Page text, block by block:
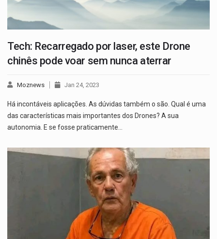
Tech: Recarregado por laser, este Drone
chinês pode voar sem nunca aterrar
Moznews Jan 24, 2023
Há incontáveis aplicações. As dúvidas também o são. Qual é uma
das características mais importantes dos Drones? A sua
autonomia. E se fosse praticamente…